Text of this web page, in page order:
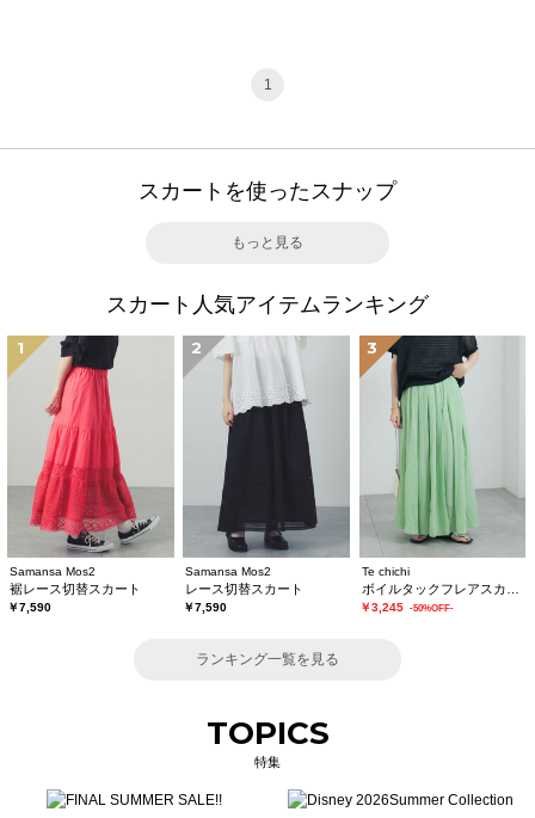
1
スカートを使ったスナップ
もっと見る
スカート人気アイテムランキング
1
Samansa Mos2
裾レース切替スカート
￥7,590
2
Samansa Mos2
レース切替スカート
￥7,590
3
Te chichi
￥3,245 -50%OFF-
ランキング一覧を見る
TOPICS
特集